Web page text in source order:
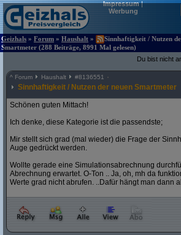
Impressum|
Werbung
Geizhals » Forum » Haushalt »
Sinnhaftigkeit / Nutzen
Smartmeter (288 Beiträge, 8991 Mal gelesen)
Du bist nicht
^ Forum Haushalt #8136551
Sinnhaftigkeit / Nutzen der neuen Smartmeter
Schönen guten Mittach!
Ich denke, diese Kategorie ist die passendste;
Mir stellt sich grad (mal wieder) die Frage der
Auge gedrückt werden.
Wollte gerade eine Simulationsabrechnung
Abrechnung erwartet. O-Ton .. Ja, oh, mh da
Werte grad nicht abrufen. ..Dafür hängt man dann